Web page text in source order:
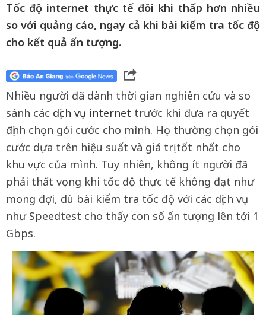
Tốc độ internet thực tế đôi khi thấp hơn nhiều
so với quảng cáo, ngay cả khi bài kiểm tra tốc độ
cho kết quả ấn tượng.
Nhiều người đã dành thời gian nghiên cứu và so
sánh các dịch vụ internet trước khi đưa ra quyết
định chọn gói cước cho mình. Họ thường chọn gói
cước dựa trên hiệu suất và giá trị tốt nhất cho
khu vực của mình. Tuy nhiên, không ít người đã
phải thất vọng khi tốc độ thực tế không đạt như
mong đợi, dù bài kiểm tra tốc độ với các dịch vụ
như Speedtest cho thấy con số ấn tượng lên tới 1
Gbps.